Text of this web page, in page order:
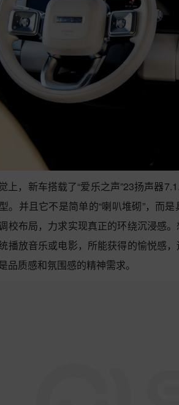
上，新车搭载了“爱乐之声”23扬声器
。并且它不是简单的“喇叭堆砌”，而
校布局，力求实现真正的环绕沉浸感
播放音乐或电影，所能获得的愉悦感
品质感和氛围感‌的精神需求。